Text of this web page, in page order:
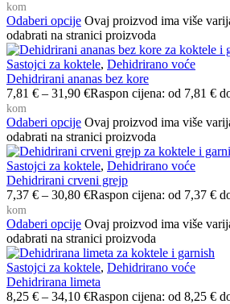
kom
Odaberi opcije Ovaj proizvod ima više
odabrati na stranici proizvoda
Sastojci za koktele, Dehidrirano voće
Dehidrirani ananas bez kore
7,81 € – 31,90 €Raspon cijena: od 7,81 €
kom
Odaberi opcije Ovaj proizvod ima više
odabrati na stranici proizvoda
Sastojci za koktele, Dehidrirano voće
Dehidrirani crveni grejp
7,37 € – 30,80 €Raspon cijena: od 7,37 €
kom
Odaberi opcije Ovaj proizvod ima više
odabrati na stranici proizvoda
Sastojci za koktele, Dehidrirano voće
Dehidrirana limeta
8,25 € – 34,10 €Raspon cijena: od 8,25 €